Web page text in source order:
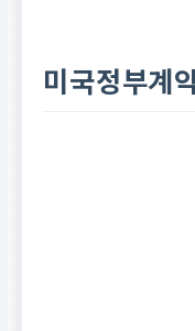
미국정부계